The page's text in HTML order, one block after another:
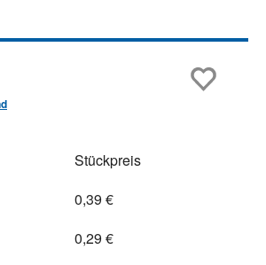
Stückpreis
0,39 €
0,29 €